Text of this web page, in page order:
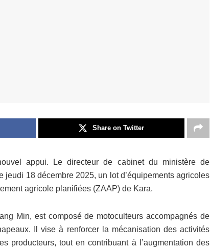
Share on Twitter
appui. Le directeur de cabinet du ministère de
jeudi 18 décembre 2025, un lot d’équipements agricoles
agricole planifiées (ZAAP) de Kara.
Min, est composé de motoculteurs accompagnés de
Il vise à renforcer la mécanisation des activités
producteurs, tout en contribuant à l’augmentation des